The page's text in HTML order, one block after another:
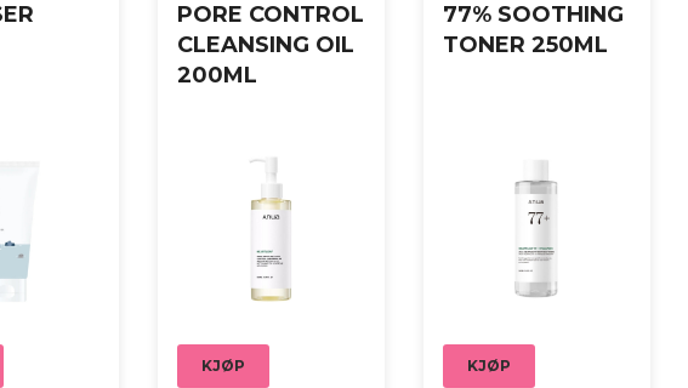
PORE CONTROL
CLEANSING OIL
200ML
KJØP
77% SOOTHING
TONER 250ML
KJØP